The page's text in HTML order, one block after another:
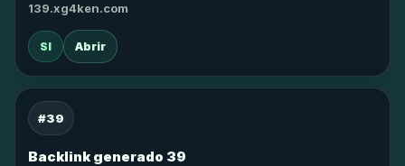
139.xg4ken.com
SI Abrir
#39
Backlink generado 39